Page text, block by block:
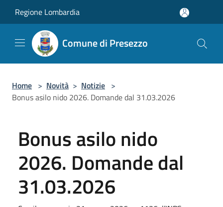
Regione Lombardia
Comune di Presezzo
Home > Novità > Notizie >
Bonus asilo nido 2026. Domande dal 31.03.2026
Bonus asilo nido
2026. Domande dal
31.03.2026